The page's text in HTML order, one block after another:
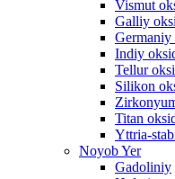
Vismut
Galliy
Germaniy
Indiy
Tellur
Silikon
Titan
Yttria-
Noyob Yer
Gadoliniy